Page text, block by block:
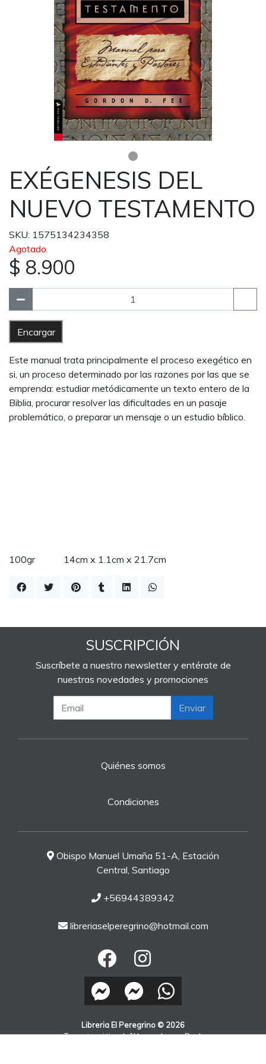
EXÉGENESIS DEL
NUEVO TESTAMENTO
SKU: 1575134234358
Agotado.
$ 8.900
Encargar
Este manual trata principalmente el proceso exegético en
si, un proceso determinado por las razones por las que se
emprenda: estudiar metódicamente un texto entero de la
Biblia, procurar resolver las dificultades en un pasaje
problemático, o preparar un mensaje o un estudio bíblico.
100gr 14cm x 1.1cm x 21.7cm
SUSCRIPCIÓN
Suscríbete a nuestro newsletter y entérate de
nuestras novedades y promociones
Enviar
Quiénes somos
Condiciones
Obispo Manuel Umaña 51-A, Estación
Central, Santiago
+56944389342
libreriaselperegrino@hotmail.com
Libreria El Peregrino © 2026
¿Te gusta mi tienda? Yo vendo conBsale